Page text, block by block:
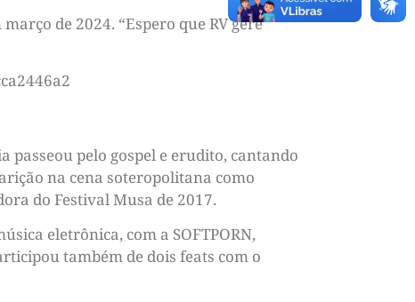
de 2024. “Espero que RV gere
passeou pelo gospel e erudito, cantando
na cena soteropolitana como
do Festival Musa de 2017.
eletrônica, com a SOFTPORN,
também de dois feats com o